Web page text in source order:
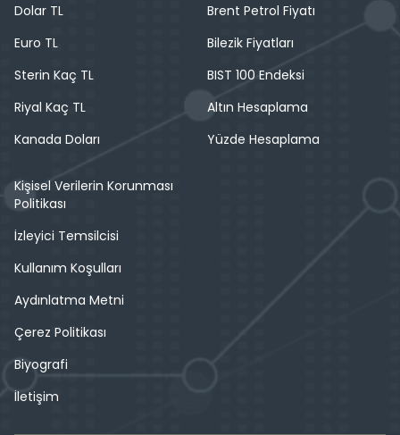
Dolar TL
Euro TL
Sterin Kaç TL
Riyal Kaç TL
Kanada Doları
Brent Petrol Fiyatı
Bilezik Fiyatları
BIST 100 Endeksi
Altın Hesaplama
Yüzde Hesaplama
Kişisel Verilerin Korunması
Politikası
İzleyici Temsilcisi
Kullanım Koşulları
Aydınlatma Metni
Çerez Politikası
Biyografi
İletişim